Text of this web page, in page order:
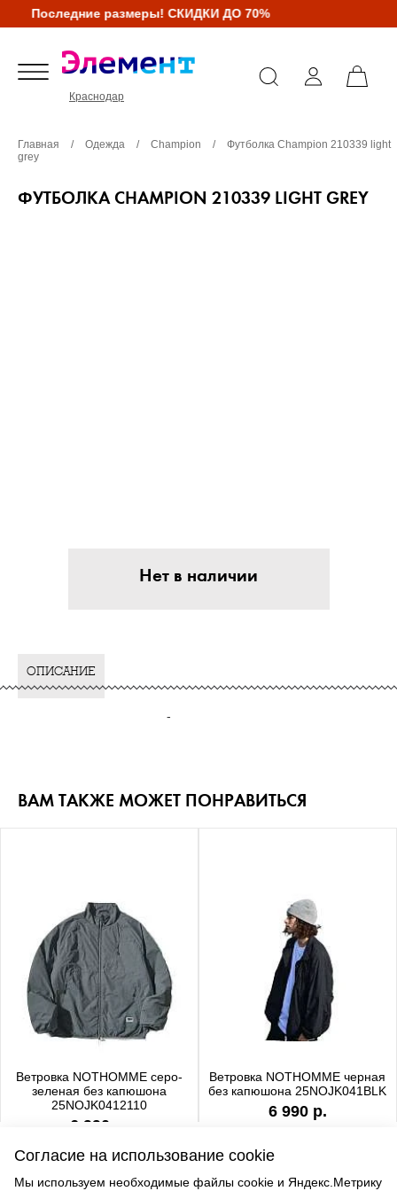
Последние размеры! СКИДКИ ДО 70%
Краснодар
Главная / Одежда / Champion /
Футболка Champion 210339 light
grey
ФУТБОЛКА CHAMPION 210339 LIGHT GREY
Нет в наличии
ОПИСАНИЕ
-
ВАМ ТАКЖЕ МОЖЕТ ПОНРАВИТЬСЯ
Ветровка NOTHOMME серо-
зеленая без капюшона
25NOJK0412110
6 990 р.
Ветровка NOTHOMME черная
без капюшона 25NOJK041BLK
6 990 р.
Согласие на использование cookie
Мы используем необходимые файлы cookie и Яндекс.Метрику